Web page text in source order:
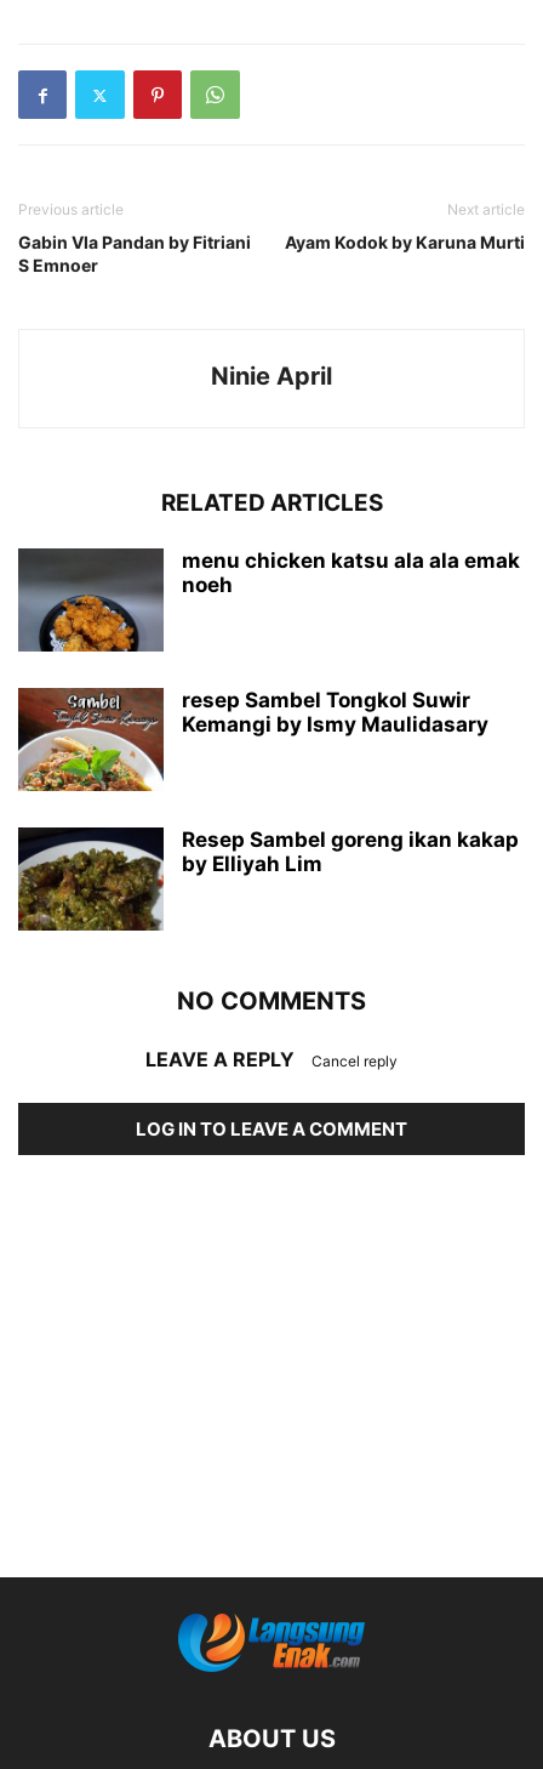
Previous article
Gabin Vla Pandan by Fitriani
S Emnoer
Next article
Ayam Kodok by Karuna Murti
Ninie April
RELATED ARTICLES
menu chicken katsu ala ala emak
noeh
resep Sambel Tongkol Suwir
Kemangi by Ismy Maulidasary
Resep Sambel goreng ikan kakap
by Elliyah Lim
NO COMMENTS
LEAVE A REPLY Cancel reply
LOG IN TO LEAVE A COMMENT
ABOUT US